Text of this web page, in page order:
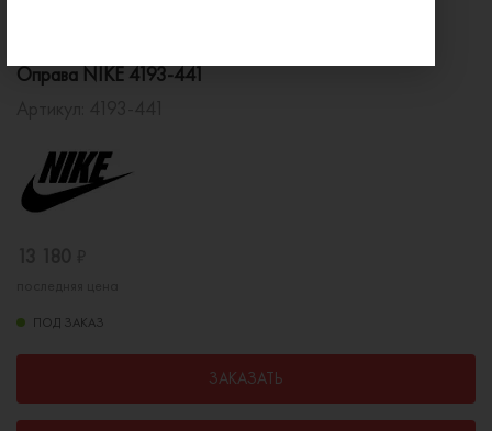
Оправа NIKE 4193-441
ПОД ЗАКАЗ
ЗАКАЗАТЬ